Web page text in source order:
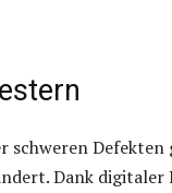
schweren
Dank